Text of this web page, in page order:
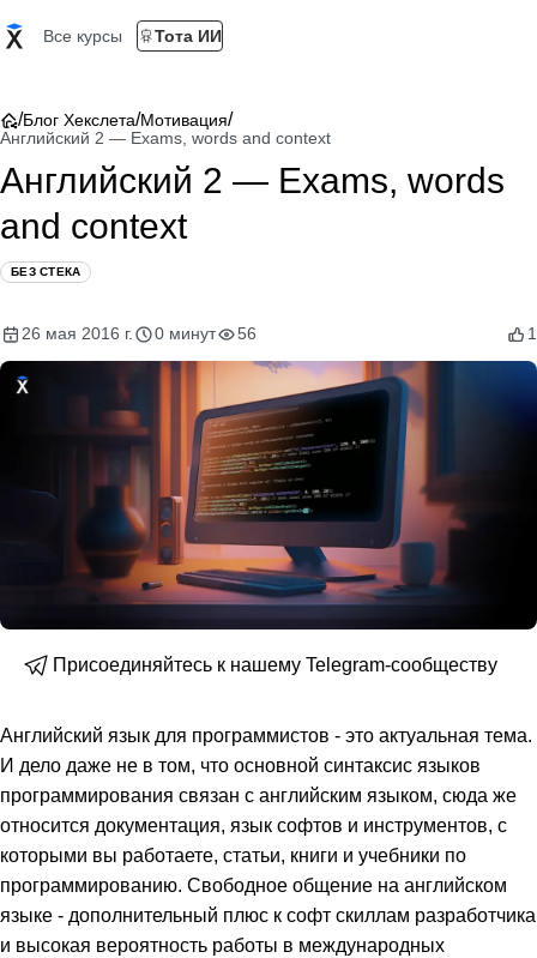
Все курсы Тота ИИ
/Блог Хекслета/Мотивация/
Английский 2 — Exams, words and context
Английский 2 — Exams, words
and context
БЕЗ СТЕКА
26 мая 2016 г. 0 минут 56 1
Присоединяйтесь к нашему Telegram-сообществу
Английский язык для программистов - это актуальная тема.
И дело даже не в том, что основной синтаксис языков
программирования связан с английским языком, сюда же
относится документация, язык софтов и инструментов, с
которыми вы работаете, статьи, книги и учебники по
программированию. Свободное общение на английском
языке - дополнительный плюс к софт скиллам разработчика
и высокая вероятность работы в международных